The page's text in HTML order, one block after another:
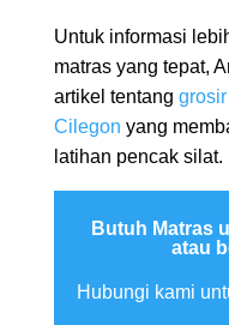
Untuk informasi
matras yang tepat,
artikel tentang
Cilegon yang
latihan pencak silat.
Butuh Matras
atau
Hubungi kami